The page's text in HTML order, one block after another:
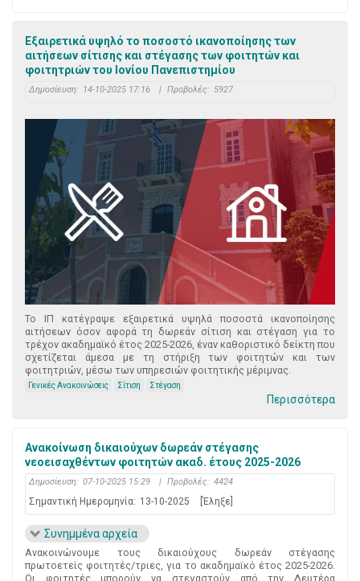
Εξαιρετικά υψηλό το ποσοστό ικανοποίησης των
αιτήσεων σίτισης και στέγασης των φοιτητών και
φοιτητριών του Ιονίου Πανεπιστημίου
Δημοσίευση: 14-10-2025 17:16 | Προβολές: 5927
Το ΙΠ κατέγραψε εξαιρετικά υψηλά ποσοστά ικανοποίησης
αιτήσεων όσον αφορά τη δωρεάν σίτιση και στέγαση για το
τρέχον ακαδημαϊκό έτος 2025-2026, έναν καθοριστικό δείκτη που
σχετίζεται άμεσα με τη στήριξη των φοιτητών και των
φοιτητριών, μέσω των υπηρεσιών φοιτητικής μέριμνας.
Γενικές Ανακοινώσεις Σίτιση Στέγαση
Περισσότερα
Ανακοίνωση δικαιούχων δωρεάν στέγασης
νεοεισαχθέντων φοιτητών ακαδ. έτους 2025-2026
Δημοσίευση: 07-10-2025 15:29 | Προβολές: 4424
Σημαντική Ημερομηνία: 13-10-2025 [Έληξε]
Συνημμένα αρχεία
Ανακοινώνουμε τους δικαιούχους δωρεάν στέγασης
πρωτοετείς φοιτητές/τριες, για το ακαδημαϊκό έτος 2025-2026.
Οι φοιτητές μπορούν να στεγαστούν από την Δευτέρα